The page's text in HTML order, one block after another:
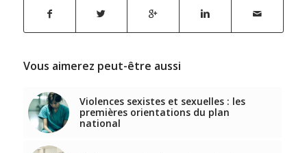
Vous aimerez peut-être aussi
Violences sexistes et sexuelles : les
premières orientations du plan
national